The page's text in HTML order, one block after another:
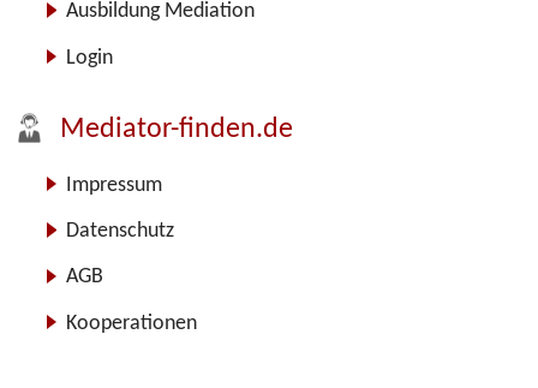
Ausbildung Mediation
Login
Mediator-finden.de
Impressum
Datenschutz
AGB
Kooperationen